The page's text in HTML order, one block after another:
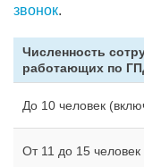
звонок.
Численность
работающих по
До 10 человек
От 11 до 15 человек